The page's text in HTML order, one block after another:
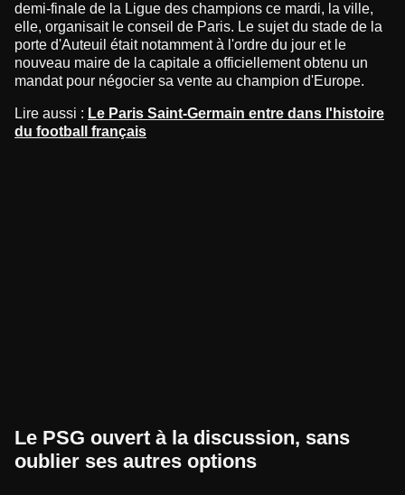
demi-finale de la Ligue des champions ce mardi, la ville,
elle, organisait le conseil de Paris. Le sujet du stade de la
porte d'Auteuil était notamment à l'ordre du jour et le
nouveau maire de la capitale a officiellement obtenu un
mandat pour négocier sa vente au champion d'Europe.
Lire aussi : Le Paris Saint-Germain entre dans l'histoire
du football français
Le PSG ouvert à la discussion, sans
oublier ses autres options